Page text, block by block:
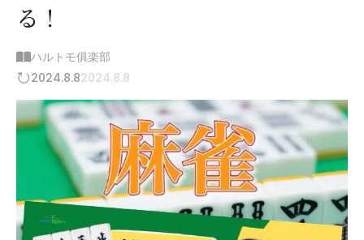
る！
ハルトモ俱楽部
2024.8.82024.8.8